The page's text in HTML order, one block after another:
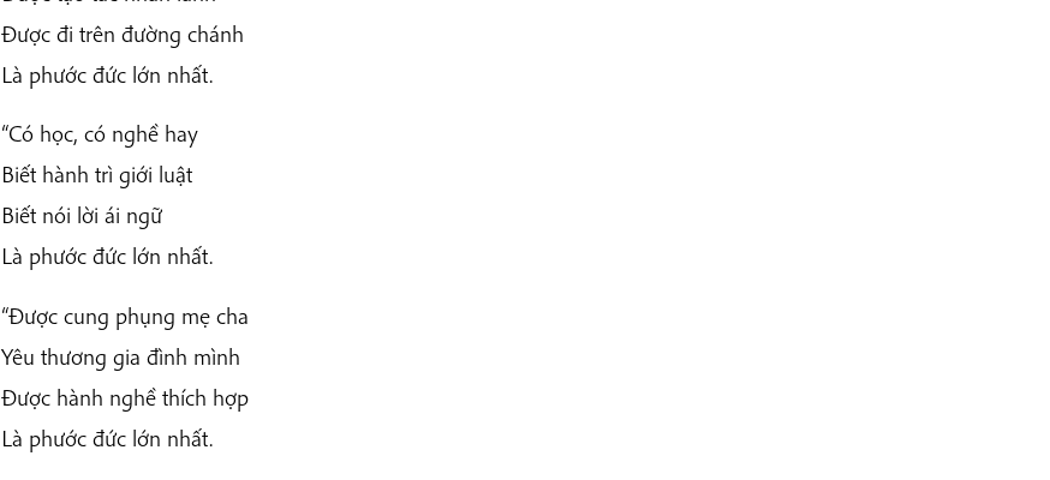
Được đi trên đường chánh
Là phước đức lớn nhất.
“Có học, có nghề hay
Biết hành trì giới luật
Biết nói lời ái ngữ
Là phước đức lớn nhất.
“Được cung phụng mẹ cha
Yêu thương gia đình mình
Được hành nghề thích hợp
Là phước đức lớn nhất.